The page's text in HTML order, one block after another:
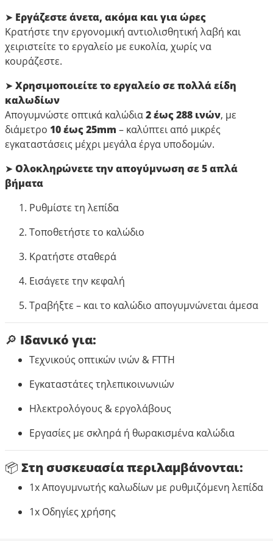
➤ Εργάζεστε άνετα, ακόμα και για ώρες
Κρατήστε την εργονομική αντιολισθητική λαβή και
χειριστείτε το εργαλείο με ευκολία, χωρίς να
κουράζεστε.
➤ Χρησιμοποιείτε το εργαλείο σε πολλά είδη
καλωδίων
Απογυμνώστε οπτικά καλώδια2 έως 288 ινών, με
διάμετρο 10 έως 25mm – καλύπτει από μικρές
εγκαταστάσεις μέχρι μεγάλα έργα υποδομών.
➤ Ολοκληρώνετε την απογύμνωση σε 5 απλά
βήματα
Ρυθμίστε τη λεπίδα
Τοποθετήστε το καλώδιο
Κρατήστε σταθερά
Εισάγετε την κεφαλή
Τραβήξτε – και το καλώδιο απογυμνώνεται άμεσα
🔎 Ιδανικό για:
Τεχνικούς οπτικών ινών & FTTH
Εγκαταστάτες τηλεπικοινωνιών
Ηλεκτρολόγους & εργολάβους
Εργασίες με σκληρά ή θωρακισμένα καλώδια
📦 Στη συσκευασία περιλαμβάνονται:
1x Απογυμνωτής καλωδίων με ρυθμιζόμενη λεπίδα
1x Οδηγίες χρήσης